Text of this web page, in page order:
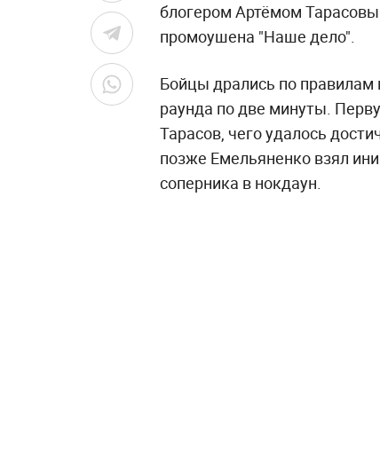
блогером Артёмом
промоушена "Наше дело".
Бойцы дрались по правилам
раунда по две минуты.
Тарасов, чего удалось
позже Емельяненко взял
соперника в нокдаун.